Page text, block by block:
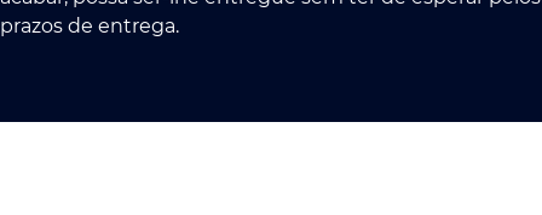
prazos de entrega.